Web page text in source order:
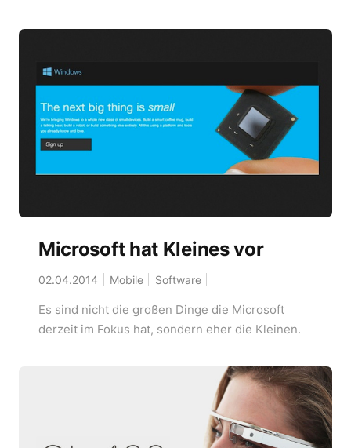
Microsoft hat Kleines vor
02.04.2014 Mobile Software
Es sind nicht die großen Dinge die Microsoft
derzeit im Fokus hat, sondern eher die Kleinen.